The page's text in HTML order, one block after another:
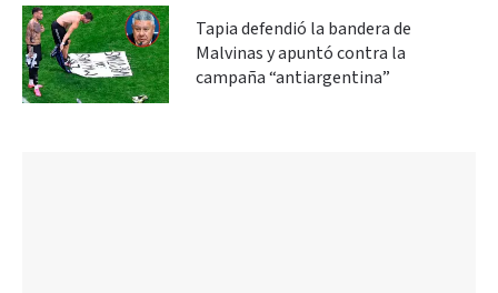
Tapia defendió la bandera de
Malvinas y apuntó contra la
campaña “antiargentina”